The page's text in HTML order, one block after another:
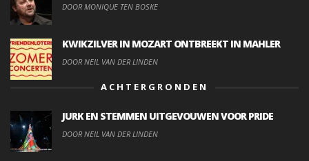
DOOR MONIQUE TEN BOSKE
KWIKZILVER IN MOZART ONTBREEKT IN MAHLER
DOOR NEIL VAN DER LINDEN
ACHTERGRONDEN
JURK EN STEMMEN UITGEVOUWEN VOOR PRIDE
DOOR NEIL VAN DER LINDEN